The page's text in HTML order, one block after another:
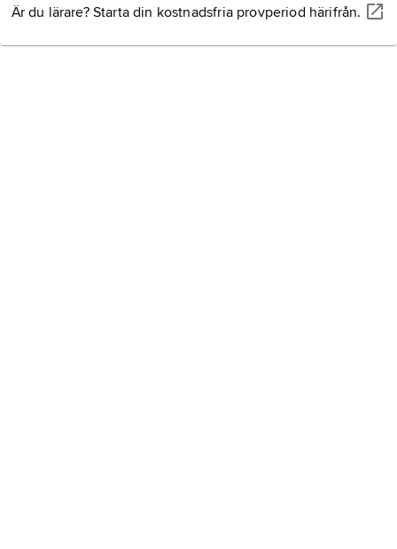
Är du lärare? Starta din kostnadsfria provperiod härifrån.